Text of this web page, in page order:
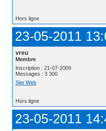
Hors ligne
23-05-2011
vreu
Membre
Inscription : 21-07-2009
Messages : 3 300
Site Web
Hors ligne
23-05-2011